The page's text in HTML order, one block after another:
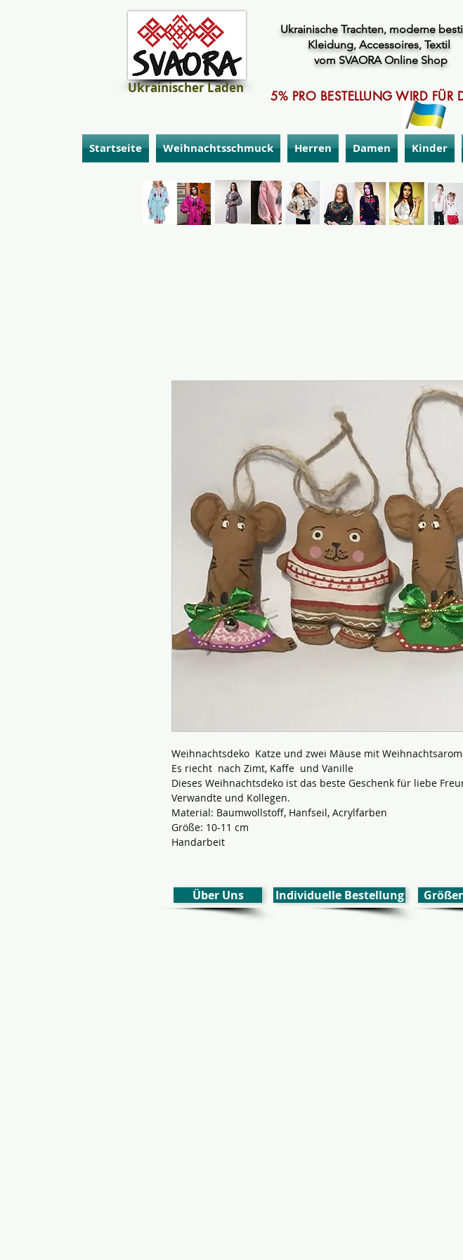
Ukrainische Trachten, moderne
Kleidung, Accessoires, Textil
vom SVAORA Online Shop
5% PRO BESTELLUNG WIRD FÜR
Ukrainischer Laden
Startseite Weihnachtsschmuck Herren Damen Kinder
Weihnachtsdeko Katze und zwei Mäuse mit
Es riecht nach Zimt, Kaffe und Vanille
Dieses Weihnachtsdeko ist das beste Geschenk für liebe
Verwandte und Kollegen.
Material: Baumwollstoff, Hanfseil, Acrylfarben
Größe: 10-11 cm
Handarbeit
Über Uns Individuelle Bestellung